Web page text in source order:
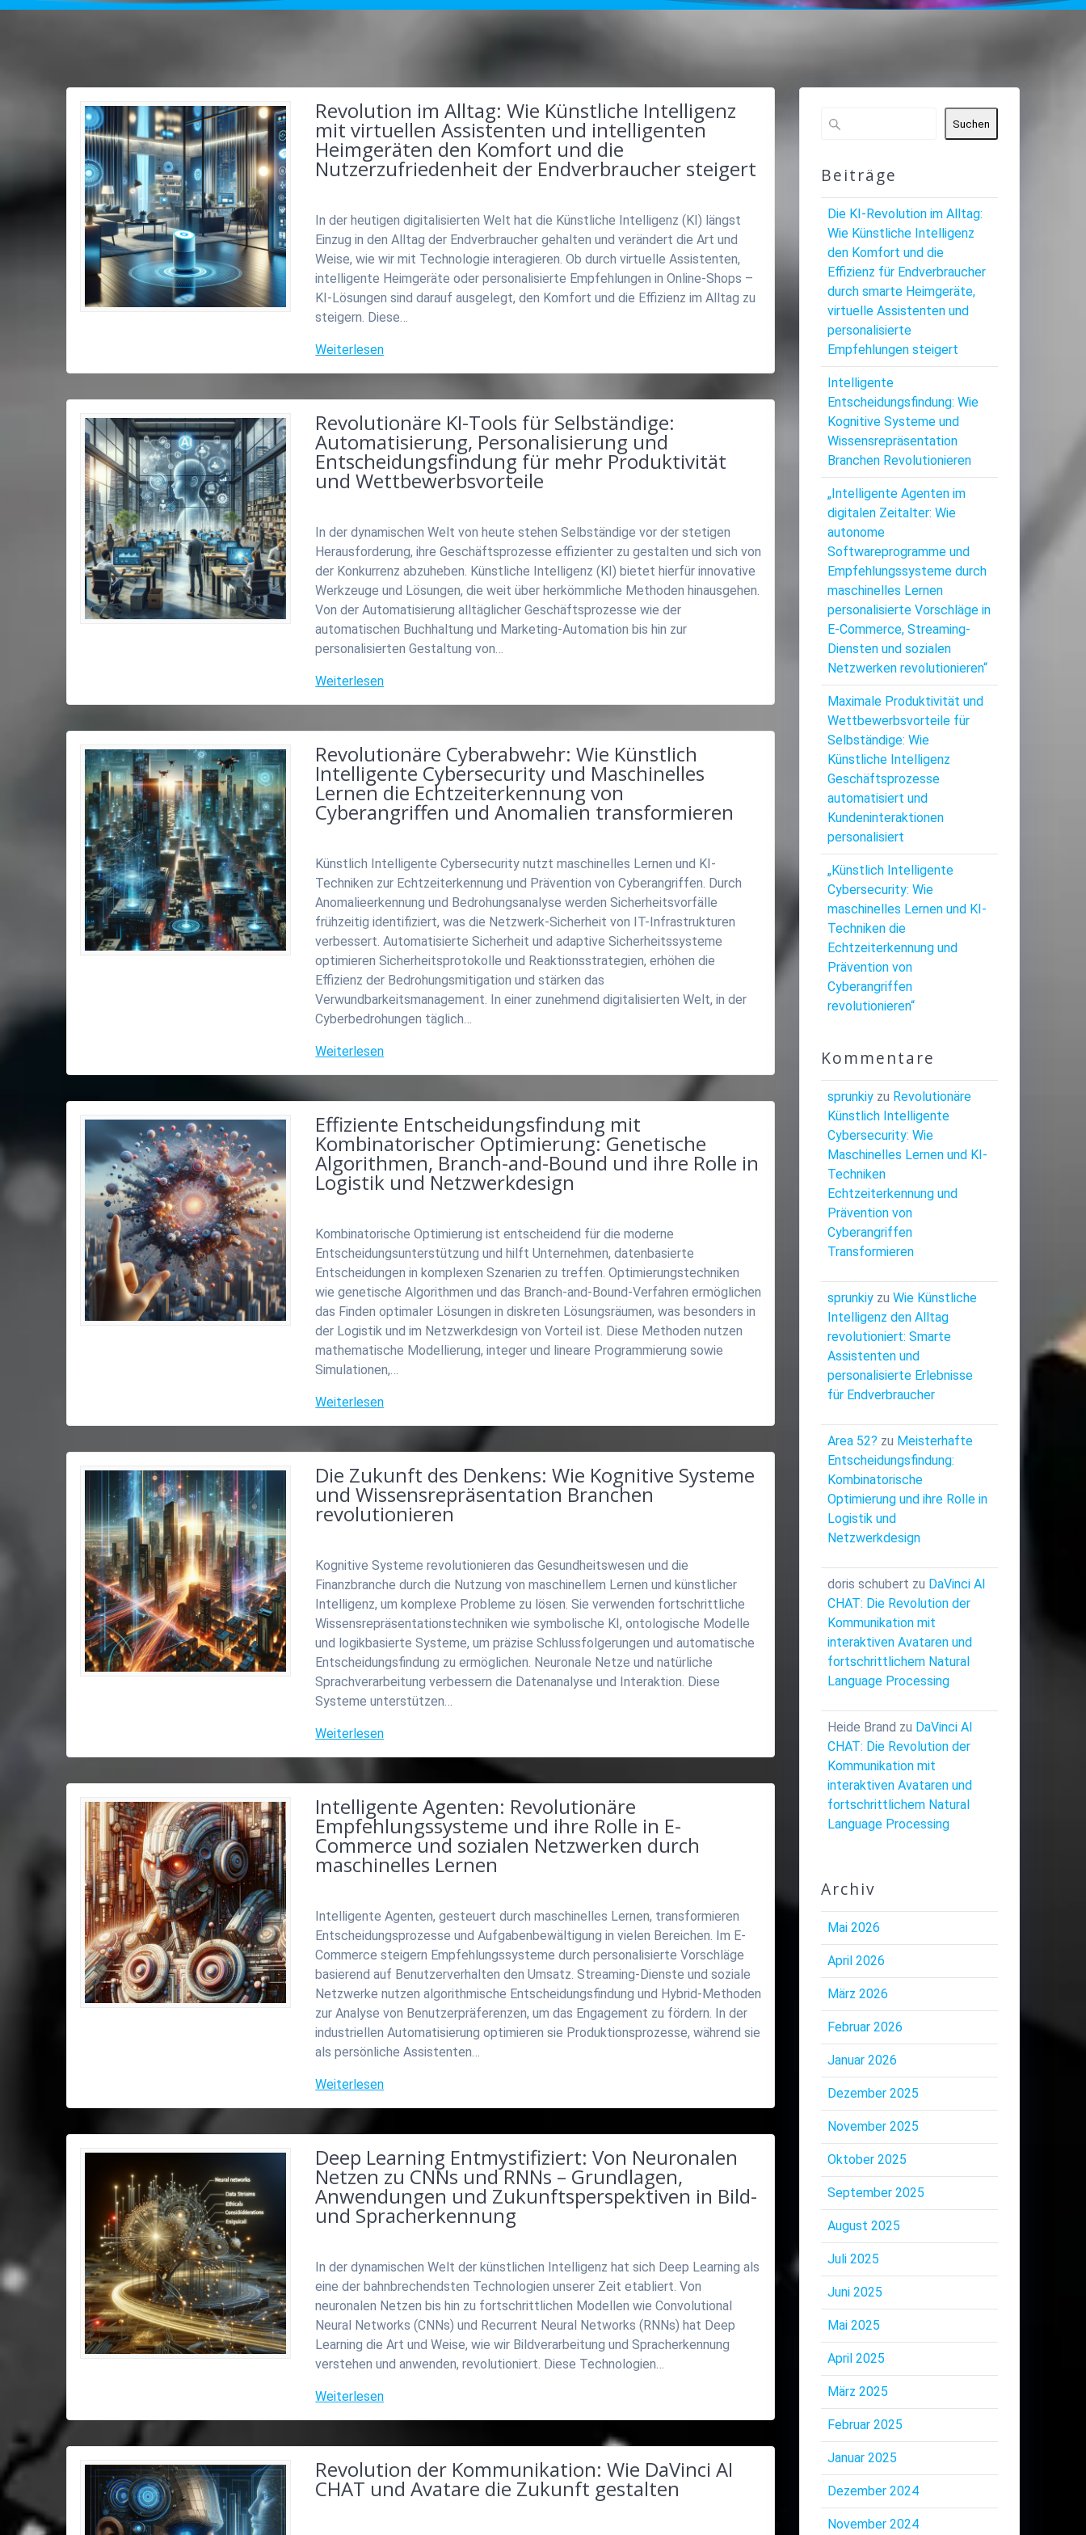
Revolution im Alltag: Wie Künstliche Intelligenz
mit virtuellen Assistenten und intelligenten
Heimgeräten den Komfort und die
Nutzerzufriedenheit der Endverbraucher steigert
In der heutigen digitalisierten Welt hat die Künstliche Intelligenz (KI) längst
Einzug in den Alltag der Endverbraucher gehalten und verändert die Art und
Weise, wie wir mit Technologie interagieren. Ob durch virtuelle Assistenten,
intelligente Heimgeräte oder personalisierte Empfehlungen in Online-Shops –
KI-Lösungen sind darauf ausgelegt, den Komfort und die Effizienz im Alltag zu
steigern. Diese…
Weiterlesen
Revolutionäre KI-Tools für Selbständige:
Automatisierung, Personalisierung und
Entscheidungsfindung für mehr Produktivität
und Wettbewerbsvorteile
In der dynamischen Welt von heute stehen Selbständige vor der stetigen
Herausforderung, ihre Geschäftsprozesse effizienter zu gestalten und sich von
der Konkurrenz abzuheben. Künstliche Intelligenz (KI) bietet hierfür innovative
Werkzeuge und Lösungen, die weit über herkömmliche Methoden hinausgehen.
Von der Automatisierung alltäglicher Geschäftsprozesse wie der
automatischen Buchhaltung und Marketing-Automation bis hin zur
personalisierten Gestaltung von…
Weiterlesen
Revolutionäre Cyberabwehr: Wie Künstlich
Intelligente Cybersecurity und Maschinelles
Lernen die Echtzeiterkennung von
Cyberangriffen und Anomalien transformieren
Künstlich Intelligente Cybersecurity nutzt maschinelles Lernen und KI-
Techniken zur Echtzeiterkennung und Prävention von Cyberangriffen. Durch
Anomalieerkennung und Bedrohungsanalyse werden Sicherheitsvorfälle
frühzeitig identifiziert, was die Netzwerk-Sicherheit von IT-Infrastrukturen
verbessert. Automatisierte Sicherheit und adaptive Sicherheitssysteme
optimieren Sicherheitsprotokolle und Reaktionsstrategien, erhöhen die
Effizienz der Bedrohungsmitigation und stärken das
Verwundbarkeitsmanagement. In einer zunehmend digitalisierten Welt, in der
Cyberbedrohungen täglich…
Weiterlesen
Effiziente Entscheidungsfindung mit
Kombinatorischer Optimierung: Genetische
Algorithmen, Branch-and-Bound und ihre Rolle in
Logistik und Netzwerkdesign
Kombinatorische Optimierung ist entscheidend für die moderne
Entscheidungsunterstützung und hilft Unternehmen, datenbasierte
Entscheidungen in komplexen Szenarien zu treffen. Optimierungstechniken
wie genetische Algorithmen und das Branch-and-Bound-Verfahren ermöglichen
das Finden optimaler Lösungen in diskreten Lösungsräumen, was besonders in
der Logistik und im Netzwerkdesign von Vorteil ist. Diese Methoden nutzen
mathematische Modellierung, integer und lineare Programmierung sowie
Simulationen,…
Weiterlesen
Die Zukunft des Denkens: Wie Kognitive Systeme
und Wissensrepräsentation Branchen
revolutionieren
Kognitive Systeme revolutionieren das Gesundheitswesen und die
Finanzbranche durch die Nutzung von maschinellem Lernen und künstlicher
Intelligenz, um komplexe Probleme zu lösen. Sie verwenden fortschrittliche
Wissensrepräsentationstechniken wie symbolische KI, ontologische Modelle
und logikbasierte Systeme, um präzise Schlussfolgerungen und automatische
Entscheidungsfindung zu ermöglichen. Neuronale Netze und natürliche
Sprachverarbeitung verbessern die Datenanalyse und Interaktion. Diese
Systeme unterstützen…
Weiterlesen
Intelligente Agenten: Revolutionäre
Empfehlungssysteme und ihre Rolle in E-
Commerce und sozialen Netzwerken durch
maschinelles Lernen
Intelligente Agenten, gesteuert durch maschinelles Lernen, transformieren
Entscheidungsprozesse und Aufgabenbewältigung in vielen Bereichen. Im E-
Commerce steigern Empfehlungssysteme durch personalisierte Vorschläge
basierend auf Benutzerverhalten den Umsatz. Streaming-Dienste und soziale
Netzwerke nutzen algorithmische Entscheidungsfindung und Hybrid-Methoden
zur Analyse von Benutzerpräferenzen, um das Engagement zu fördern. In der
industriellen Automatisierung optimieren sie Produktionsprozesse, während sie
als persönliche Assistenten…
Weiterlesen
Deep Learning Entmystifiziert: Von Neuronalen
Netzen zu CNNs und RNNs – Grundlagen,
Anwendungen und Zukunftsperspektiven in Bild-
und Spracherkennung
In der dynamischen Welt der künstlichen Intelligenz hat sich Deep Learning als
eine der bahnbrechendsten Technologien unserer Zeit etabliert. Von
neuronalen Netzen bis hin zu fortschrittlichen Modellen wie Convolutional
Neural Networks (CNNs) und Recurrent Neural Networks (RNNs) hat Deep
Learning die Art und Weise, wie wir Bildverarbeitung und Spracherkennung
verstehen und anwenden, revolutioniert. Diese Technologien…
Weiterlesen
Revolution der Kommunikation: Wie DaVinci AI
CHAT und Avatare die Zukunft gestalten
Suchen
Beiträge
Die KI-Revolution im Alltag:
Wie Künstliche Intelligenz
den Komfort und die
Effizienz für Endverbraucher
durch smarte Heimgeräte,
virtuelle Assistenten und
personalisierte
Empfehlungen steigert
Intelligente
Entscheidungsfindung: Wie
Kognitive Systeme und
Wissensrepräsentation
Branchen Revolutionieren
„Intelligente Agenten im
digitalen Zeitalter: Wie
autonome
Softwareprogramme und
Empfehlungssysteme durch
maschinelles Lernen
personalisierte Vorschläge in
E-Commerce, Streaming-
Diensten und sozialen
Netzwerken revolutionieren“
Maximale Produktivität und
Wettbewerbsvorteile für
Selbständige: Wie
Künstliche Intelligenz
Geschäftsprozesse
automatisiert und
Kundeninteraktionen
personalisiert
„Künstlich Intelligente
Cybersecurity: Wie
maschinelles Lernen und KI-
Techniken die
Echtzeiterkennung und
Prävention von
Cyberangriffen
revolutionieren“
Kommentare
sprunkiyzu Revolutionäre
Künstlich Intelligente
Cybersecurity: Wie
Maschinelles Lernen und KI-
Techniken
Echtzeiterkennung und
Prävention von
Cyberangriffen
Transformieren
sprunkiyzu Wie Künstliche
Intelligenz den Alltag
revolutioniert: Smarte
Assistenten und
personalisierte Erlebnisse
für Endverbraucher
Area 52? zu Meisterhafte
Entscheidungsfindung:
Kombinatorische
Optimierung und ihre Rolle in
Logistik und
Netzwerkdesign
doris schubert zu DaVinci AI
CHAT: Die Revolution der
Kommunikation mit
interaktiven Avataren und
fortschrittlichem Natural
Language Processing
Heide Brand zu DaVinci AI
CHAT: Die Revolution der
Kommunikation mit
interaktiven Avataren und
fortschrittlichem Natural
Language Processing
Archiv
Mai 2026
April 2026
März 2026
Februar 2026
Januar 2026
Dezember 2025
November 2025
Oktober 2025
September 2025
August 2025
Juli 2025
Juni 2025
Mai 2025
April 2025
März 2025
Februar 2025
Januar 2025
Dezember 2024
November 2024